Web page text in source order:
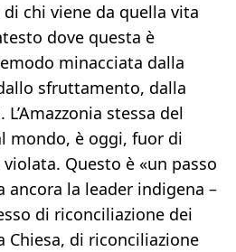
chi viene da quella vita
dove questa è
minacciata dalla
sfruttamento, dalla
stessa del
mondo, è oggi, fuor di
Questo è «un passo
ancora la leader indigena –
di riconciliazione dei
di riconciliazione